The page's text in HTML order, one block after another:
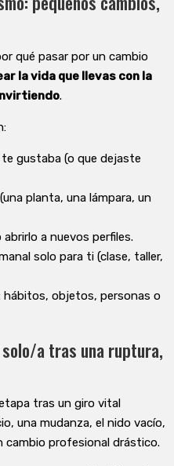
qué pasar por un cambio
la vida que llevas con la
.
gustaba (o que dejaste
planta, una lámpara, un
a nuevos perfiles.
solo para ti (clase, taller,
hábitos, objetos, personas o
a tras una ruptura,
tras un giro vital
una mudanza, el nido vacío,
cambio profesional drástico.